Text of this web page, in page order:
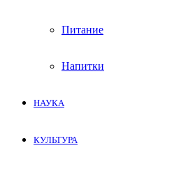
Питание
Напитки
НАУКА
КУЛЬТУРА